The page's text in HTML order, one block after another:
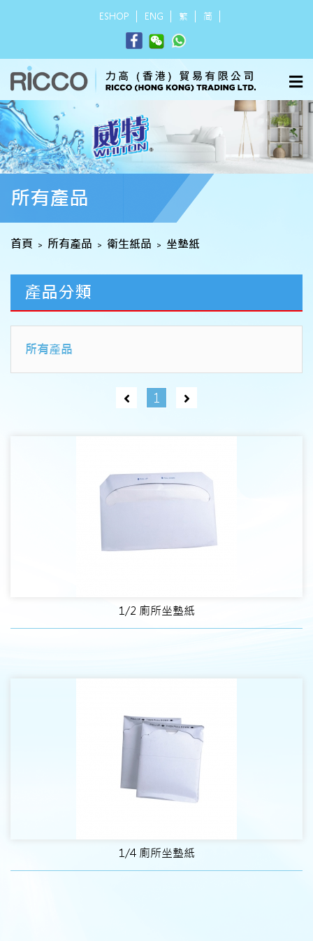
ESHOP ENG 繁 简
所有產品
首頁 > 所有產品 > 衛生紙品 > 坐墊紙
產品分類
所有產品
1
1/2 廁所坐墊紙
1/4 廁所坐墊紙